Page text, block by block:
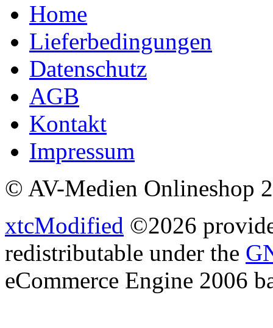
Home
Lieferbedingungen
Datenschutz
AGB
Kontakt
Impressum
© AV-Medien Onlineshop
xtcModified ©2026
redistributable under the
eCommerce Engine 2006